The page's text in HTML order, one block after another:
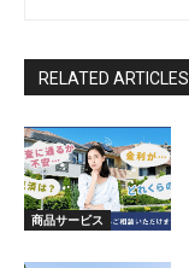
RELATED ARTICLES
商品サービス